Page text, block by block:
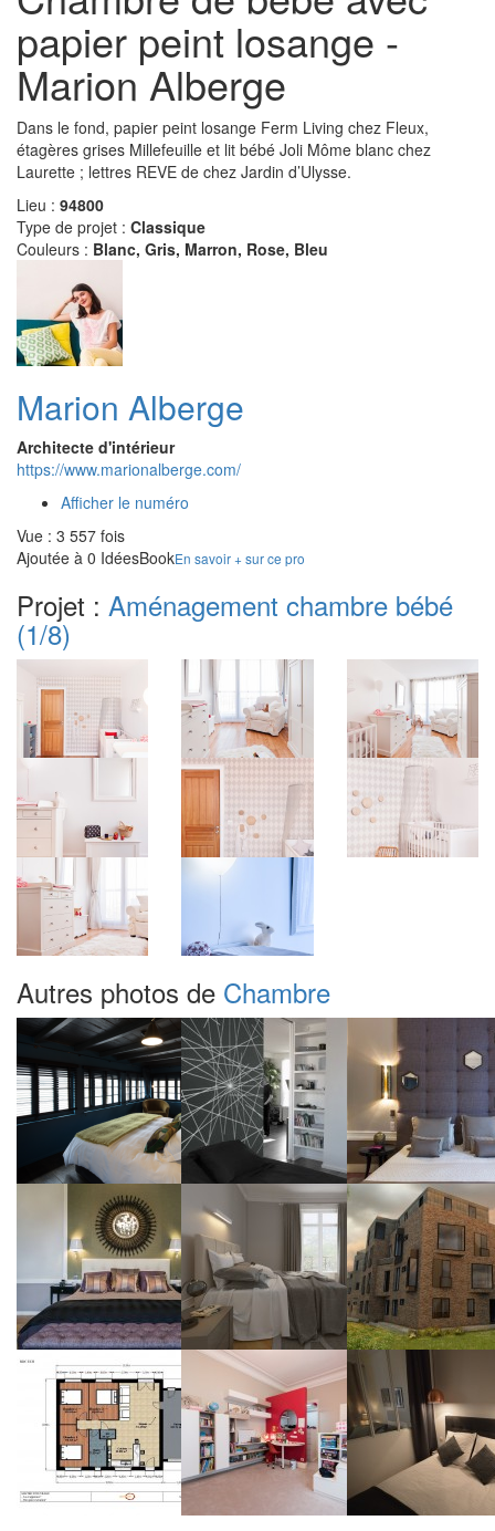
papier peint losange -
Marion Alberge
Dans le fond, papier peint losange Ferm Living chez Fleux,
étagères grises Millefeuille et lit bébé Joli Môme blanc chez
Laurette ; lettres REVE de chez Jardin d’Ulysse.
Lieu : 94800
Type de projet : Classique
Couleurs : Blanc, Gris, Marron, Rose, Bleu
Marion Alberge
Architecte d'intérieur
https://www.marionalberge.com/
Afficher le numéro
Vue : 3 557 fois
Ajoutée à 0 IdéesBookEn savoir + sur ce pro
Projet : Aménagement chambre bébé
(1/8)
Autres photos de Chambre